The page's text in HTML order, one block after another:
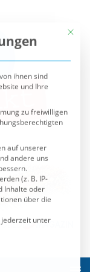
ihnen sind
und Ihre
zu freiwilligen
auf unserer
andere uns
(z. B. IP-
Inhalte oder
über die
unter
die eine